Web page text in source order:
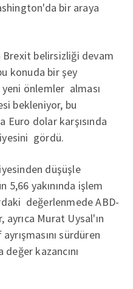
bir araya
belirsizliği devam
konuda bir şey
önlemler alması
bekleniyor, bu
Euro dolar karşısında
gördü.
düşüşle
5,66 yakınında işlem
değerlenmede ABD-
Murat Uysal'ın
sürdüren
kazancını